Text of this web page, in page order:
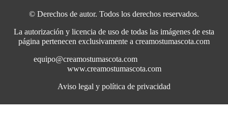
© Derechos de autor. Todos los derechos reservados.
La autorización y licencia de uso de todas las imágenes de esta
página pertenecen exclusivamente a creamostumascota.com
equipo@creamostumascota.com
www.creamostumascota.com
Aviso legal y política de privacidad